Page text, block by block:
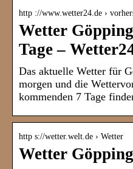
http ://www.wetter24.de ›
Wetter
Tage –
Das aktuelle Wetter für
morgen und die
kommenden 7 Tage
http s://wetter.welt.de › Wetter
Wetter